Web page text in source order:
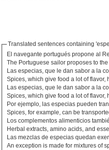
Translated sentences containing
El navegante portugués propone al
The Portuguese sailor proposes to
Las especias, que le dan sabor a la
Spices, which give food a lot of flavor,
Las especias, que le dan sabor a la
Spices, which give food a lot of flavor,
Por ejemplo, las especias pueden
Spices, for example, can be
Los complementos alimenticios
Herbal extracts, amino acids, and
Las mezclas de especias quedan
An exception is made for mixtures of